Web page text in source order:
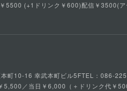
(+1ドリンク￥600)配信￥3500(ア
町10-16 幸武本町ビル5FTEL：086-
／当日￥6,000（＋ドリンク代￥